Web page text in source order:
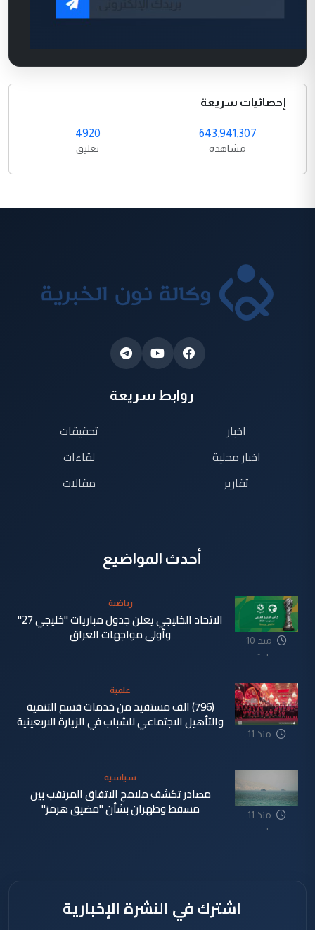
إحصائيات سريعة
643,941,307
مشاهدة
4920
تعليق
روابط سريعة
اخبار
اخبار محلية
تقارير
تحقيقات
لقاءات
مقالات
أحدث المواضيع
منذ 10
ساعة
رياضية
الاتحاد الخليجي يعلن جدول مباريات "خليجي 27"
وأولى مواجهات العراق
منذ 11
علمية
(796) الف مستفيد من خدمات قسم التنمية
والتأهيل الاجتماعي للشباب في الزيارة الاربعينية
منذ 11
ساعة
سياسية
مصادر تكشف ملامح الاتفاق المرتقب بين
مسقط وطهران بشأن "مضيق هرمز"
اشترك في النشرة الإخبارية